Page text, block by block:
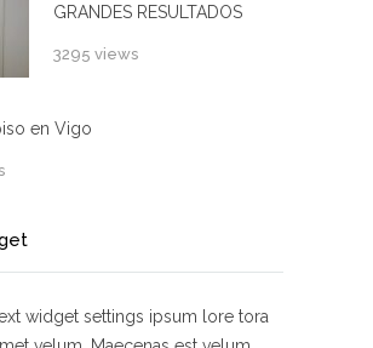
GRANDES RESULTADOS
3295 views
en Vigo
widget settings ipsum lore tora